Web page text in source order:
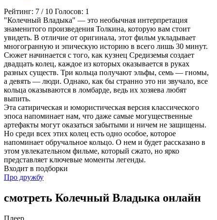
Рейтинг: 7 / 10 Голосов: 1
"Колечный Владыка" — это необычная интерпретация
знаменитого произведения Толкина, которую вам стоит
увидеть. В отличие от оригинала, этот фильм укладывает
многогранную и эпическую историю в всего лишь 30 минут.
Сюжет начинается с того, как кузнец Средиземья создает
двадцать колец, каждое из которых оказывается в руках
разных существ. Три кольца получают эльфы, семь — гномы,
а девять — люди. Однако, как бы странно это ни звучало, все
кольца оказываются в ломбарде, ведь их хозяева любят
выпить.
Эта сатирическая и юмористическая версия классического
эпоса напоминает нам, что даже самые могущественные
артефакты могут оказаться забытыми и ничем не защищены.
Но среди всех этих колец есть одно особое, которое
напоминает обручальное кольцо. О нем и будет рассказано в
этом увлекательном фильме, который сжато, но ярко
представляет ключевые моменты легенды.
Входит в подборки
Про дружбу
смотреть Колечный Владыка онлайн